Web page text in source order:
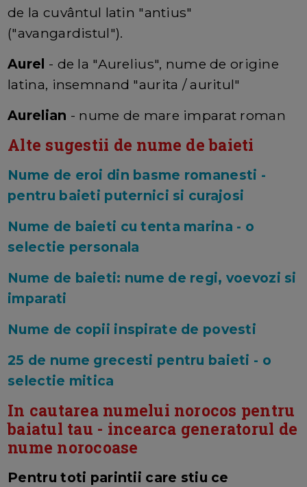
de la cuvântul latin "antius"
("avangardistul").
Aurel - de la "Aurelius", nume de origine
latina, insemnand "aurita / auritul"
Aurelian - nume de mare imparat roman
Alte sugestii de nume de baieti
Nume de eroi din basme romanesti -
pentru baieti puternici si curajosi
Nume de baieti cu tenta marina - o
selectie personala
Nume de baieti: nume de regi, voevozi si
imparati
Nume de copii inspirate de povesti
25 de nume grecesti pentru baieti - o
selectie mitica
In cautarea numelui norocos pentru
baiatul tau - incearca generatorul de
nume norocoase
Pentru toti parintii care stiu ce